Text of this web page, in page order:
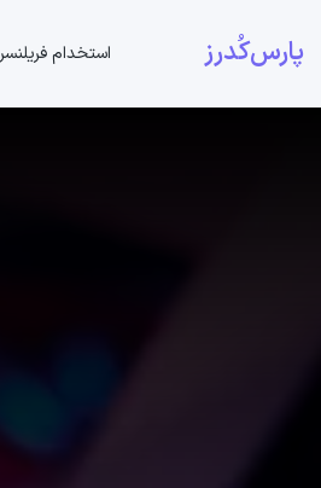
پارس‌کُدرز استخدام فریلنسر